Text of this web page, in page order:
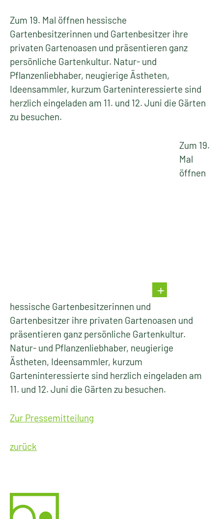
Zum 19. Mal öffnen hessische
Gartenbesitzerinnen und Gartenbesitzer ihre
privaten Gartenoasen und präsentieren ganz
persönliche Gartenkultur. Natur- und
Pflanzenliebhaber, neugierige Ästheten,
Ideensammler, kurzum Garteninteressierte sind
herzlich eingeladen am 11. und 12. Juni die Gärten
zu besuchen.
Zum 19.
Mal
öffnen
hessische Gartenbesitzerinnen und
Gartenbesitzer ihre privaten Gartenoasen und
präsentieren ganz persönliche Gartenkultur.
Natur- und Pflanzenliebhaber, neugierige
Ästheten, Ideensammler, kurzum
Garteninteressierte sind herzlich eingeladen am
11. und 12. Juni die Gärten zu besuchen.
Zur Pressemitteilung
zurück